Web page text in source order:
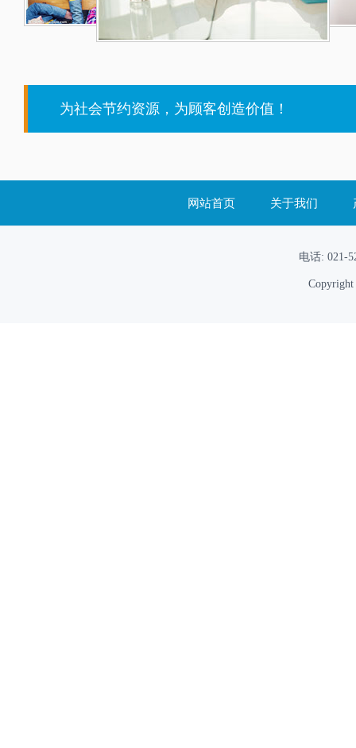
为社会节约资源，为顾客创造价值！
网站首页 关于我们
电话: 021-